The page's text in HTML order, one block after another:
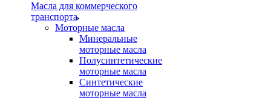
Масла для коммерческого
транспорта
Моторные масла
Минеральные
моторные масла
Полусинтетические
моторные масла
Синтетические
моторные масла